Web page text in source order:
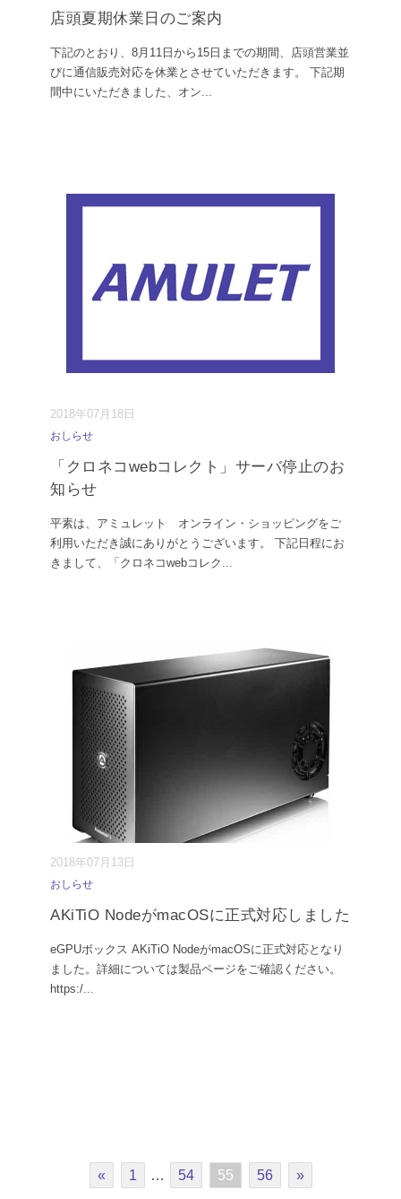
店頭夏期休業日のご案内
下記のとおり、8月11日から15日までの期間、店頭営業並
びに通信販売対応を休業とさせていただきます。 下記期
間中にいただきました、オン...
2018年07月18日
おしらせ
「クロネコwebコレクト」サーバ停止のお
知らせ
平素は、アミュレット オンライン・ショッピングをご
利用いただき誠にありがとうございます。 下記日程にお
きまして、「クロネコwebコレク ...
2018年07月13日
おしらせ
AKiTiO NodeがmacOSに正式対応しました
eGPUボックス AKiTiO NodeがmacOSに正式対応となり
ました。詳細については製品ページをご確認ください。
https:/...
« 1 … 54 55 56 »